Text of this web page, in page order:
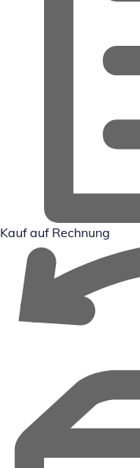
Kauf auf Rechnung